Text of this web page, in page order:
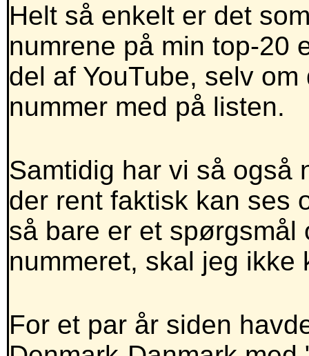
Helt så enkelt er det
numrene på min top-20
del af YouTube, selv
nummer med på listen.
Samtidig har vi så også
der rent faktisk kan ses
så bare er et spørgsmål
nummeret, skal jeg ikke
For et par år siden